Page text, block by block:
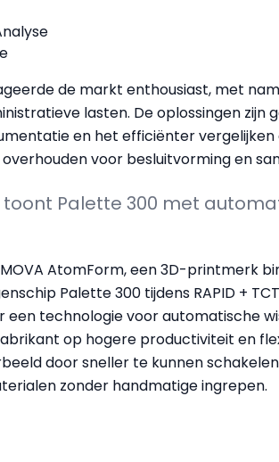
de markt enthousiast, met
lasten. De oplossingen zijn
en het efficiënter
voor besluitvorming en
toont Palette 300 met
AtomForm, een 3D-printmerk
Palette 300 tijdens RAPID +
technologie voor automatische
op hogere productiviteit en
door sneller te kunnen
zonder handmatige ingrepen.